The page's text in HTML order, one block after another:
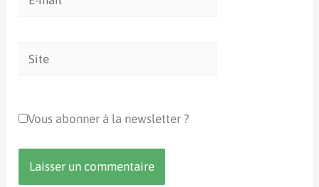
Site
Vous abonner à la newsletter ?